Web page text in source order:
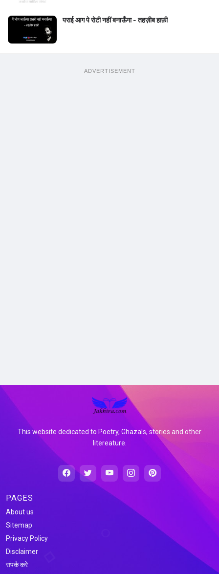
पराई आग पे रोटी नहीं बनाऊँगा - तहज़ीब हाफ़ी
ADVERTISEMENT
This website dedicated to Poetry, Ghazals, stories and other
litereature.
PAGES
About us
Sitemap
Privacy Policy
Disclaimer
संपर्क करे